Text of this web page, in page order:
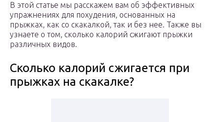
В этой статье мы расскажем вам об эффективных
упражнениях для похудения, основанных на
прыжках, как со скакалкой, так и без нее. Также вы
узнаете о том, сколько калорий сжигают прыжки
различных видов.
Сколько калорий сжигается при
прыжках на скакалке?